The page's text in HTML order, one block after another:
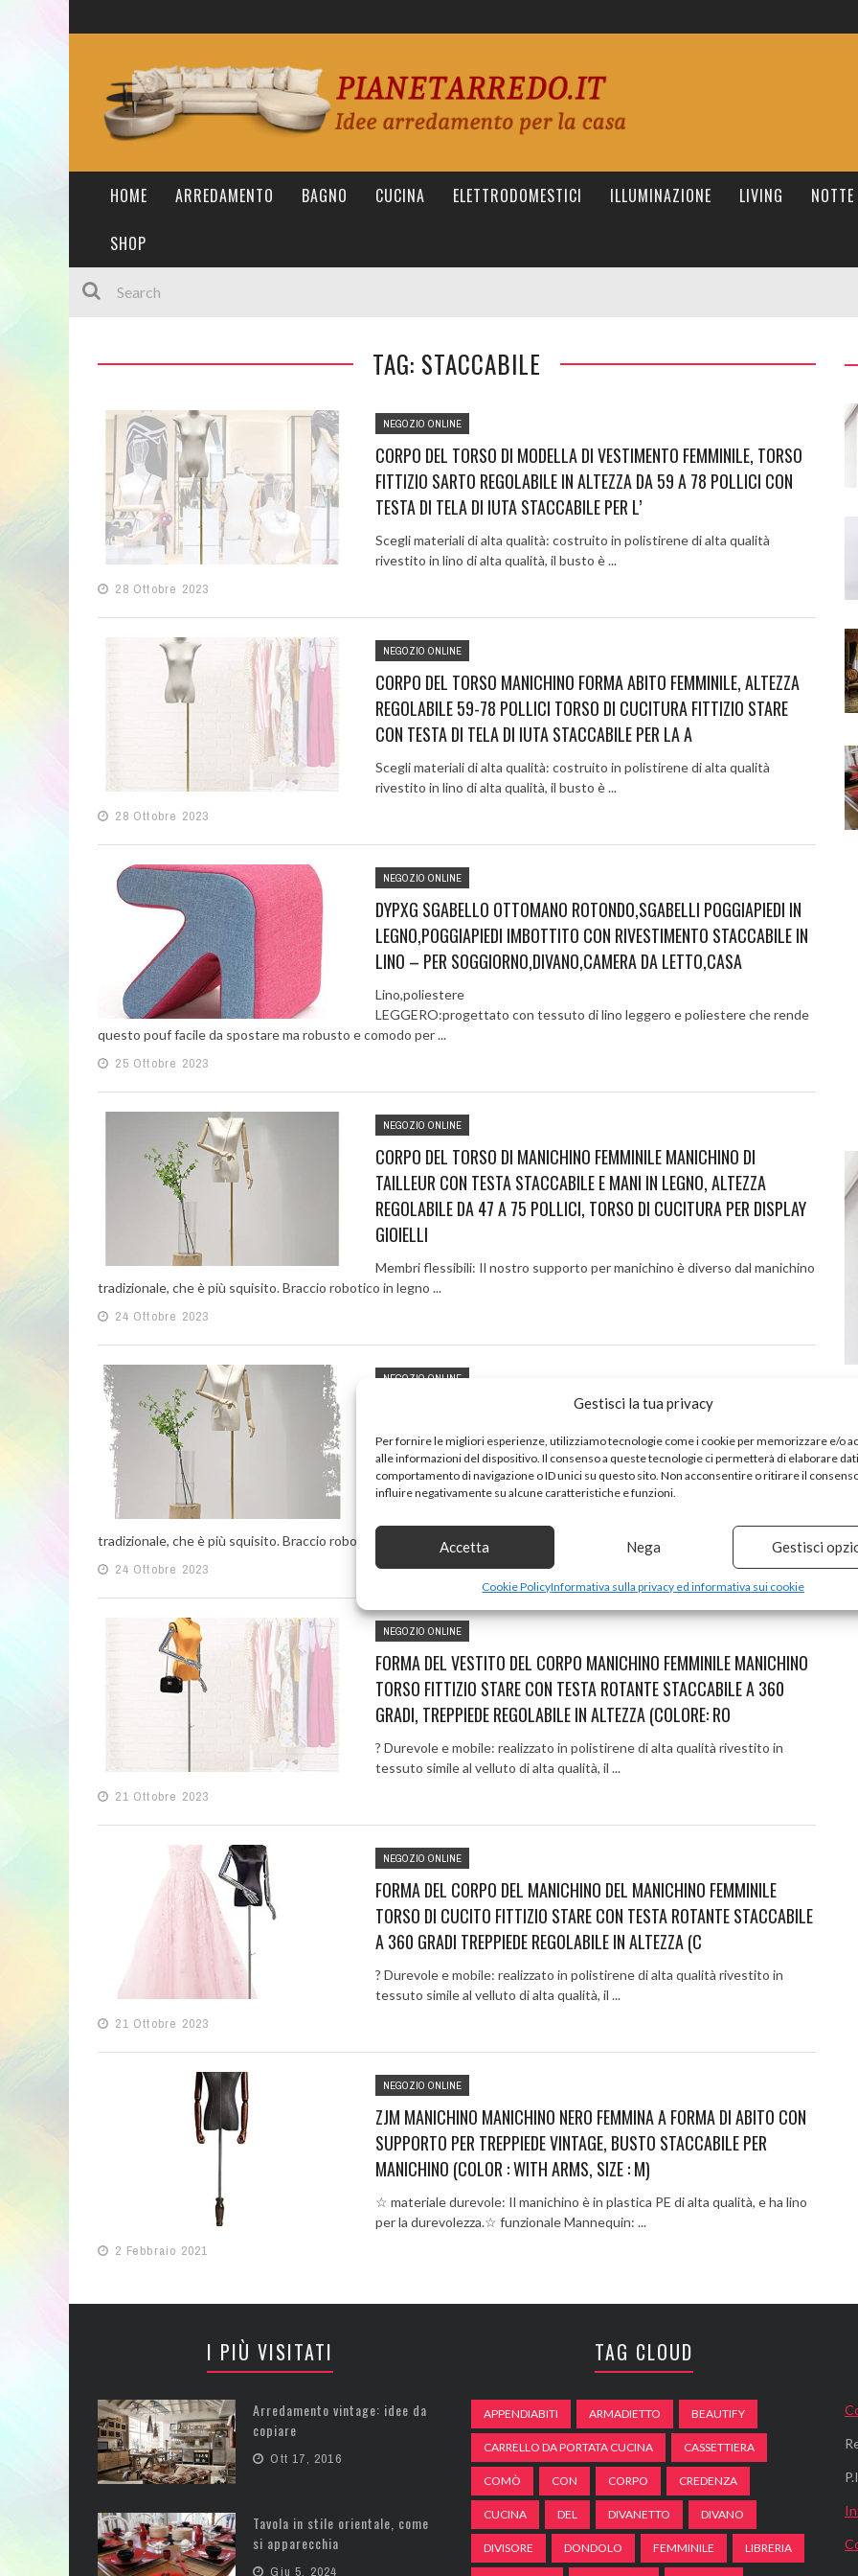
Gestisci la tua privacy
Per fornire le migliori esperienze, utilizziamo tecnologie come i cookie per memorizzare e/o
alle informazioni del dispositivo. Il consenso a queste tecnologie ci permetterà di elaborare
comportamento di navigazione o ID unici su questo sito. Non acconsentire o ritirare il
influire negativamente su alcune caratteristiche e funzioni.
Accetta Nega Gestisci
Cookie PolicyInformativa sulla privacy ed informativa sui cookie
HOME ARREDAMENTO BAGNO CUCINA ELETTRODOMESTICI ILLUMINAZIONE LIVING NOTTE
SHOP
TAG: STACCABILE
NEGOZIO ONLINE
CORPO DEL TORSO DI MODELLA DI VESTIMENTO FEMMINILE, TORSO
FITTIZIO SARTO REGOLABILE IN ALTEZZA DA 59 A 78 POLLICI CON
TESTA DI TELA DI IUTA STACCABILE PER L’
Scegli materiali di alta qualità: costruito in polistirene di alta qualità
rivestito in lino di alta qualità, il busto è ...
28 Ottobre 2023
NEGOZIO ONLINE
CORPO DEL TORSO MANICHINO FORMA ABITO FEMMINILE, ALTEZZA
REGOLABILE 59-78 POLLICI TORSO DI CUCITURA FITTIZIO STARE
CON TESTA DI TELA DI IUTA STACCABILE PER LA A
Scegli materiali di alta qualità: costruito in polistirene di alta qualità
rivestito in lino di alta qualità, il busto è ...
28 Ottobre 2023
NEGOZIO ONLINE
DYPXG SGABELLO OTTOMANO ROTONDO,SGABELLI POGGIAPIEDI IN
LEGNO,POGGIAPIEDI IMBOTTITO CON RIVESTIMENTO STACCABILE IN
LINO – PER SOGGIORNO,DIVANO,CAMERA DA LETTO,CASA
Lino,poliestere
LEGGERO:progettato con tessuto di lino leggero e poliestere che rende
questo pouf facile da spostare ma robusto e comodo per ...
25 Ottobre 2023
NEGOZIO ONLINE
CORPO DEL TORSO DI MANICHINO FEMMINILE MANICHINO DI
TAILLEUR CON TESTA STACCABILE E MANI IN LEGNO, ALTEZZA
REGOLABILE DA 47 A 75 POLLICI, TORSO DI CUCITURA PER DISPLAY
GIOIELLI
Membri flessibili: Il nostro supporto per manichino è diverso dal manichino
tradizionale, che è più squisito. Braccio robotico in legno ...
24 Ottobre 2023
NEGOZIO ONLINE
CORPO DEL TORSO DEL MANICHINO FEMMINILE, TORSO FITTIZIO DI
SARTO CON TESTA STACCABILE E MANI IN LEGNO, ALTEZZA
REGOLABILE DA 47 A 75 POLLICI, TORSO DA CUCITO PER
ESPOSITORE A B
tradizionale, che è più squisito. Braccio robotico in legno ...
24 Ottobre 2023
NEGOZIO ONLINE
FORMA DEL VESTITO DEL CORPO MANICHINO FEMMINILE MANICHINO
TORSO FITTIZIO STARE CON TESTA ROTANTE STACCABILE A 360
GRADI, TREPPIEDE REGOLABILE IN ALTEZZA (COLORE: RO
? Durevole e mobile: realizzato in polistirene di alta qualità rivestito in
tessuto simile al velluto di alta qualità, il ...
21 Ottobre 2023
NEGOZIO ONLINE
FORMA DEL CORPO DEL MANICHINO DEL MANICHINO FEMMINILE
TORSO DI CUCITO FITTIZIO STARE CON TESTA ROTANTE STACCABILE
A 360 GRADI TREPPIEDE REGOLABILE IN ALTEZZA (C
? Durevole e mobile: realizzato in polistirene di alta qualità rivestito in
tessuto simile al velluto di alta qualità, il ...
21 Ottobre 2023
NEGOZIO ONLINE
ZJM MANICHINO MANICHINO NERO FEMMINA A FORMA DI ABITO CON
SUPPORTO PER TREPPIEDE VINTAGE, BUSTO STACCABILE PER
MANICHINO (COLOR : WITH ARMS, SIZE : M)
☆ materiale durevole: Il manichino è in plastica PE di alta qualità, e ha lino
per la durevolezza.☆ funzionale Mannequin: ...
2 Febbraio 2021
I PIÙ VISITATI
Arredamento vintage: idee da
copiare
Ott 17, 2016
Tavola in stile orientale, come
si apparecchia
Giu 5, 2024
TAG CLOUD
APPENDIABITI ARMADIETTO BEAUTIFY
CARRELLO DA PORTATA CUCINA CASSETTIERA
COMÒ CON CORPO CREDENZA
CUCINA DEL DIVANETTO DIVANO
DIVISORE DONDOLO FEMMINILE LIBRERIA